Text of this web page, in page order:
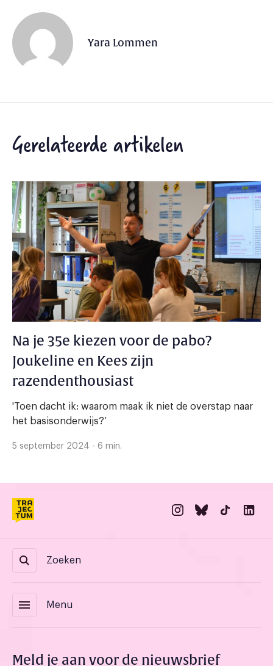
Yara Lommen
Gerelateerde artikelen
Na je 35e kiezen voor de pabo?
Joukeline en Kees zijn
razendenthousiast
'Toen dacht ik: waarom maak ik niet de overstap naar
het basisonderwijs?’
5 september 2024 - 6 min.
Zoeken
menu Menu
Meld je aan voor de nieuwsbrief